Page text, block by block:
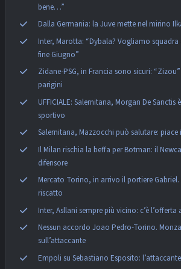
bene…”
Dalla Germania: la Juve mette nel mirino
Inter, Marotta: “Dybala? Vogliamo squadra
fine Giugno”
Zidane-PSG, in Francia sono sicuri: “Zizou”
parigini
UFFICIALE: Salernitana, Morgan De Sanctis
sportivo
Salernitana, Mazzocchi può salutare: piace
Il Milan rischia la beffa per Botman: il
difensore
Mercato Torino, in arrivo il portiere Gabriel.
riscatto
Inter, Asllani sempre più vicino: c’è l’offerta
Nessun accordo Joao Pedro-Torino.
sull’attaccante
Empoli su Sebastiano Esposito: